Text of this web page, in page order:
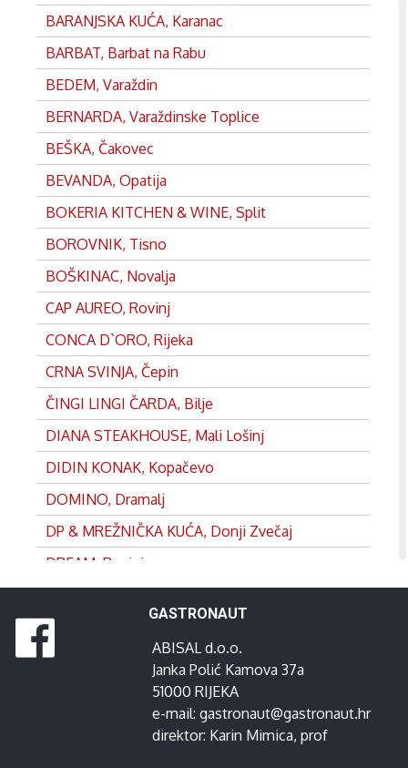
BARANJSKA KUĆA, Karanac
BARBAT, Barbat na Rabu
BEDEM, Varaždin
BERNARDA, Varaždinske Toplice
BEŠKA, Čakovec
BEVANDA, Opatija
BOKERIA KITCHEN & WINE, Split
BOROVNIK, Tisno
BOŠKINAC, Novalja
CAP AUREO, Rovinj
CONCA D`ORO, Rijeka
CRNA SVINJA, Čepin
ČINGI LINGI ČARDA, Bilje
DIANA STEAKHOUSE, Mali Lošinj
DIDIN KONAK, Kopačevo
DOMINO, Dramalj
DP & MREŽNIČKA KUĆA, Donji Zvečaj
DREAM, Rovinj
EDEN, Satnica
FRANKOPAN, Ogulin
GANEUM, Lovran
GOSPOJA, Vrbnik
GASTRONAUT
ABISAL d.o.o.
Janka Polić Kamova 37a
51000 RIJEKA
e-mail: gastronaut@gastronaut.hr
direktor: Karin Mimica, prof